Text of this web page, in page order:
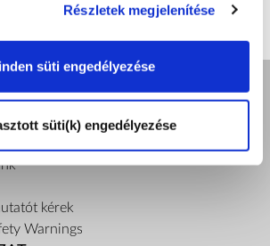
Részletek megjelenítése
süti engedélyezése
süti(k) engedélyezése
GARANCIA
kérek
Warnings